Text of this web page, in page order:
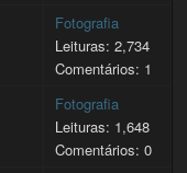
Fotografia
Leituras: 2,734
Comentários: 1
Fotografia
Leituras: 1,648
Comentários: 0